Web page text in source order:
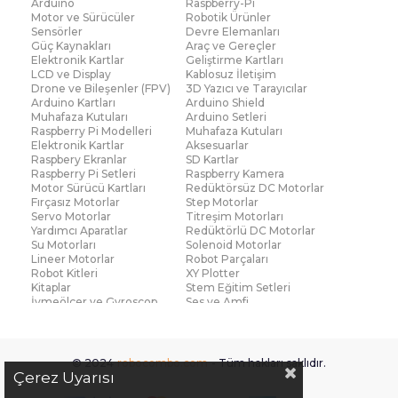
nedenle kullanılan lehim sehpası, havyanın güvenli
şekilde yerleştirilmesini sağlar ve çalışma alanında
düzen oluşturur. Elektronik bağlantıların
oluşturulmasında kullanılan lehim teli ise
lehimleme işleminin temel malzemelerinden biridir.
Isı ile eriyen bu tel, metal yüzeyler arasında
elektriksel iletkenlik sağlayan sağlam bir bağlantı
oluşturur. Elektronikle yeni ilgilenmeye başlayan
kullanıcılar veya hobi projeleriyle uğraşan kişiler için
hazırlanan lehimleme seti ise farklı lehimleme
araçlarını bir arada sunarak pratik bir çözüm
oluşturur.
Lehimleme malzemeleri, elektronik devrelerin
elemanları sağlam biçimde birleştirilebilir ve
Arduino
Raspberry-Pi
Motor ve Sürücüler
Robotik Ürünler
Sensörler
Devre Elemanları
Güç Kaynakları
Araç ve Gereçler
Elektronik Kartlar
Geliştirme Kartları
LCD ve Display
Kablosuz İletişim
Drone ve Bileşenler (FPV)
3D Yazıcı ve Tarayıcılar
Arduino Kartları
Arduino Shield
Muhafaza Kutuları
Arduino Setleri
Raspberry Pi Modelleri
Muhafaza Kutuları
Elektronik Kartlar
Aksesuarlar
Raspbery Ekranlar
SD Kartlar
Raspberry Pi Setleri
Raspberry Kamera
Motor Sürücü Kartları
Redüktörsüz DC Motorlar
Fırçasız Motorlar
Step Motorlar
Servo Motorlar
Titreşim Motorları
Yardımcı Aparatlar
Redüktörlü DC Motorlar
Su Motorları
Solenoid Motorlar
Lineer Motorlar
Robot Parçaları
Robot Kitleri
XY Plotter
Kitaplar
Stem Eğitim Setleri
İvmeölçer ve Gyroscop
Ses ve Amfi
Voltaj ve Akım
Titreşim
Basınç ve Kuvvet
Manyetik ve Hall Effect
© 2024 robocombo.com - Tüm hakları saklıdır.
Çerez Uyarısı